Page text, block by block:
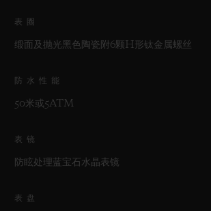
表圈
缎面及抛光黑色陶瓷附6颗H形钛金属螺丝
防水性能
50米或5ATM
表镜
防眩处理蓝宝石水晶表镜
表盘